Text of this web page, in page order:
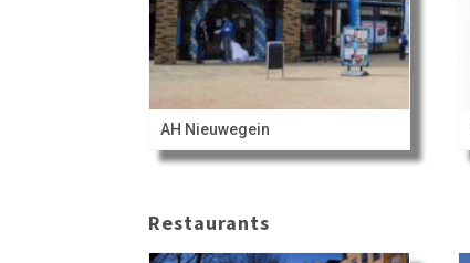
AH Nieuwegein
Restaurants